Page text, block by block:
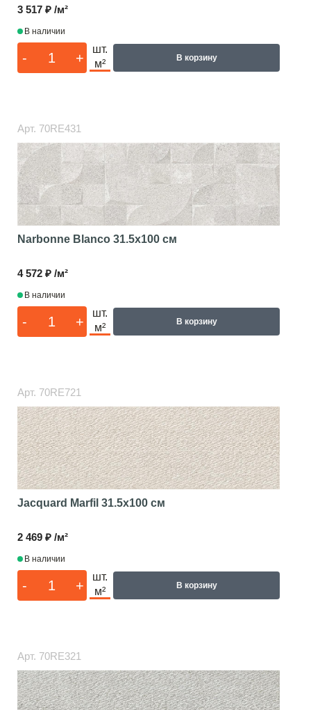
3 517 ₽ /м²
В наличии
- +
шт.
м²
В корзину
Арт. 70RE431
Narbonne Blanco 31.5x100 см
4 572 ₽ /м²
В наличии
- +
шт.
м²
В корзину
Арт. 70RE721
Jacquard Marfil 31.5x100 см
2 469 ₽ /м²
В наличии
- +
шт.
м²
В корзину
Арт. 70RE321